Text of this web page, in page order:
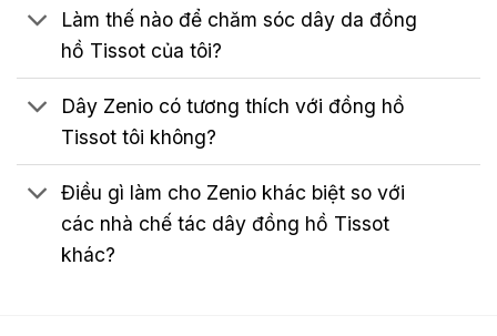
Làm thế nào để chăm sóc dây da đồng
hồ Tissot của tôi?
Dây Zenio có tương thích với đồng hồ
Tissot tôi không?
Điều gì làm cho Zenio khác biệt so với
các nhà chế tác dây đồng hồ Tissot
khác?